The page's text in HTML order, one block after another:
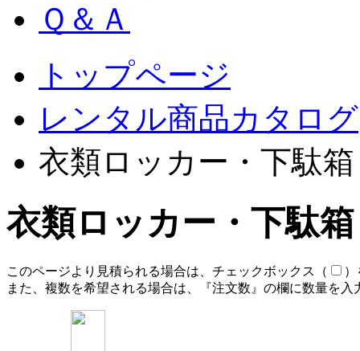
Ｑ＆Ａ
トップページ
レンタル商品カタログ
衣類ロッカー・下駄
衣類ロッカー・下駄
このページより見積られる場合は、チェックボックス（
また、複数を希望される場合は、『注文数』の欄に数量を入